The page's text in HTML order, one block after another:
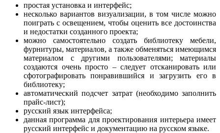
простая установка и интерфейс;
несколько вариантов визуализации, в том числе можно
поиграть с освещением, чтобы оценить все достоинства
и недостатки созданного проекта;
можно самостоятельно создать библиотеку мебели,
фурнитуры, материалов, а также обменяться имеющимся
материалом с другими пользователями; материалы
создаются очень просто – следует отсканировать или
сфотографировать понравившийся и загрузить его в
библиотеку;
автоматический подсчет затрат (необходимо заполнить
прайс-лист);
русский язык интерфейса;
данная программа для проектирования интерьера имеет
русский интерфейс и документацию на русском языке.